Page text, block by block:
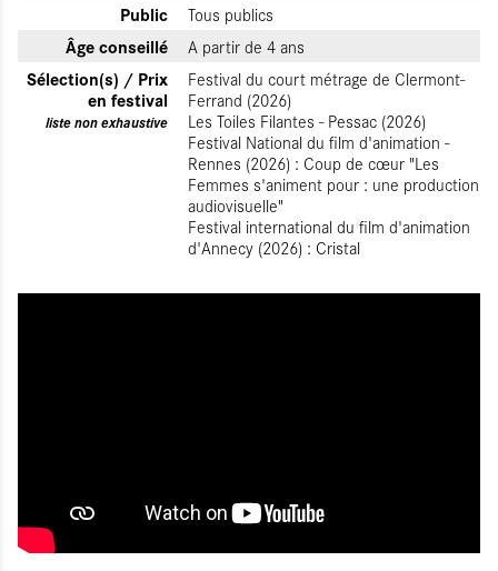
Public Tous publics
Âge conseillé A partir de 4 ans
Sélection(s) / Prix
en festival
liste non exhaustive
Festival du court métrage de Clermont-
Ferrand (2026)
Les Toiles Filantes - Pessac (2026)
Festival National du film d'animation -
Rennes (2026) : Coup de cœur "Les
Femmes s'animent pour : une production
audiovisuelle"
Festival international du film d'animation
d'Annecy (2026) : Cristal